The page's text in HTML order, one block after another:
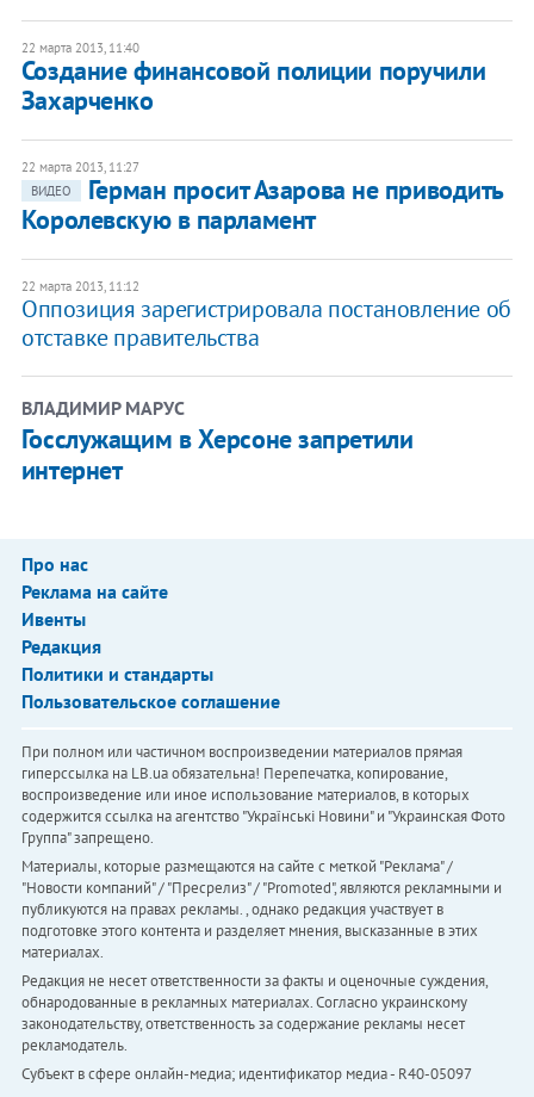
22 марта 2013, 11:40
Создание финансовой полиции поручили
Захарченко
22 марта 2013, 11:27
ВИДЕО
Герман просит Азарова не приводить
Королевскую в парламент
22 марта 2013, 11:12
Оппозиция зарегистрировала постановление об
отставке правительства
ВЛАДИМИР МАРУС
Госслужащим в Херсоне запретили
интернет
Про нас
Реклама на сайте
Ивенты
Редакция
Политики и стандарты
Пользовательское соглашение
При полном или частичном воспроизведении материалов прямая
гиперссылка на LB.ua обязательна! Перепечатка, копирование,
воспроизведение или иное использование материалов, в которых
содержится ссылка на агентство "Українськi Новини" и "Украинская Фото
Группа" запрещено.
Материалы, которые размещаются на сайте с меткой "Реклама" /
"Новости компаний" / "Пресрелиз" / "Promoted", являются рекламными и
публикуются на правах рекламы. , однако редакция участвует в
подготовке этого контента и разделяет мнения, высказанные в этих
материалах.
Редакция не несет ответственности за факты и оценочные суждения,
обнародованные в рекламных материалах. Согласно украинскому
законодательству, ответственность за содержание рекламы несет
рекламодатель.
Субъект в сфере онлайн-медиа; идентификатор медиа - R40-05097